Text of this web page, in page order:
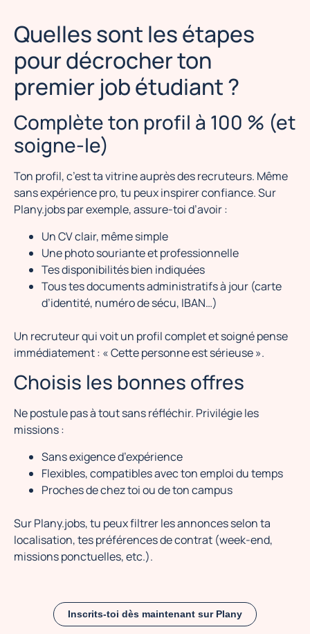
Quelles sont les étapes
pour décrocher ton
premier job étudiant ?
Complète ton profil à 100 % (et
soigne-le)
Ton profil, c’est ta vitrine auprès des recruteurs. Même
sans expérience pro, tu peux inspirer confiance. Sur
Plany.jobs par exemple, assure-toi d’avoir :
Un CV clair, même simple
Une photo souriante et professionnelle
Tes disponibilités bien indiquées
Tous tes documents administratifs à jour (carte
d’identité, numéro de sécu, IBAN…)
Un recruteur qui voit un profil complet et soigné pense
immédiatement : « Cette personne est sérieuse ».
Choisis les bonnes offres
Ne postule pas à tout sans réfléchir. Privilégie les
missions :
Sans exigence d’expérience
Flexibles, compatibles avec ton emploi du temps
Proches de chez toi ou de ton campus
Sur Plany.jobs, tu peux filtrer les annonces selon ta
localisation, tes préférences de contrat (week-end,
missions ponctuelles, etc.).
Inscrits-toi dès maintenant sur Plany